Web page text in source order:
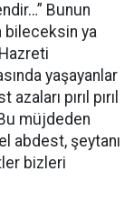
Bunun
bileceksin ya
yaşayanlar
pırıl pırıl
müjdeden
abdest, şeytanı
bizleri